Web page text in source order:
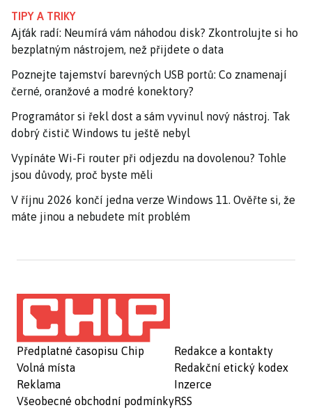
TIPY A TRIKY
Ajťák radí: Neumírá vám náhodou disk? Zkontrolujte si ho
bezplatným nástrojem, než přijdete o data
Poznejte tajemství barevných USB portů: Co znamenají
černé, oranžové a modré konektory?
Programátor si řekl dost a sám vyvinul nový nástroj. Tak
dobrý čistič Windows tu ještě nebyl
Vypínáte Wi-Fi router při odjezdu na dovolenou? Tohle
jsou důvody, proč byste měli
V říjnu 2026 končí jedna verze Windows 11. Ověřte si, že
máte jinou a nebudete mít problém
Předplatné časopisu Chip
Volná místa
Reklama
Všeobecné obchodní podmínky
Redakce a kontakty
Redakční etický kodex
Inzerce
RSS